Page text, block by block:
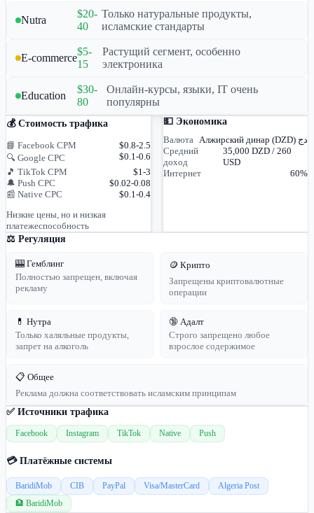
Nutra
$20-
40
Только натуральные продукты,
исламские стандарты
E-commerce
$5-
15
Растущий сегмент, особенно
электроника
Education
$30-
80
Онлайн-курсы, языки, IT очень
популярны
💰 Стоимость трафика
📘 Facebook CPM
$0.8-2.5
🔍 Google CPC
$0.1-0.6
🎵 TikTok CPM
$1-3
🔔 Push CPC
$0.02-0.08
📰 Native CPC
$0.1-0.4
Низкие цены, но и низкая
платежеспособность
💵 Экономика
Валюта
Алжирский динар (DZD) دج
Средний
доход
35,000 DZD / 260
USD
Интернет
60%
⚖️ Регуляция
🎰 Гемблинг
Полностью запрещен, включая
рекламу
🪙 Крипто
Запрещены криптовалютные
операции
💊 Нутра
Только халяльные продукты,
запрет на алкоголь
🔞 Адалт
Строго запрещено любое
взрослое содержимое
📋 Общее
Реклама должна соответствовать исламским принципам
✅ Источники трафика
Facebook Instagram TikTok Native Push
💳 Платёжные системы
BaridiMob CIB PayPal Visa/MasterCard
Algeria Post
🏦 BaridiMob